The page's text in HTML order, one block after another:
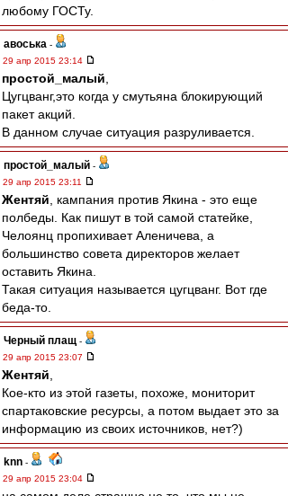
любому ГОСТу.
авоська -
29 апр 2015 23:14
простой_малый
Цугцванг,это когда у смутьяна блокирующий
пакет акций.
В данном случае ситуация разруливается.
простой_малый -
29 апр 2015 23:11
Жентяй , кампания против Якина - это еще
полбеды. Как пишут в той самой статейке,
Челоянц пропихивает Аленичева, а
большинство совета директоров желает
оставить Якина.
Такая ситуация называется цугцванг. Вот где
беда-то.
Черный плащ -
29 апр 2015 23:07
Жентяй
Кое-кто из этой газеты, похоже, мониторит
спартаковские ресурсы, а потом выдает это за
информацию из своих источников, нет?)
knn -
29 апр 2015 23:04